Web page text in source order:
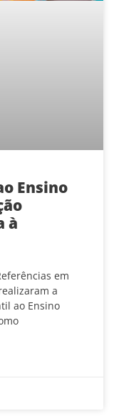
Ensino
à
em
a
ao Ensino